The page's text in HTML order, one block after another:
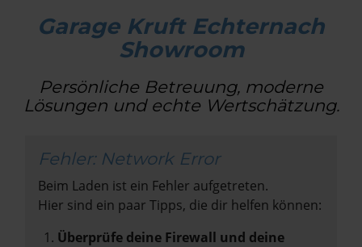
Garage Kruft Echternach
Showroom
Persönliche Betreuung, moderne
Lösungen und echte Wertschätzung.
Fehler: Network Error
Beim Laden ist ein Fehler aufgetreten.
Hier sind ein paar Tipps, die dir helfen können:
Überprüfe deine Firewall und deine